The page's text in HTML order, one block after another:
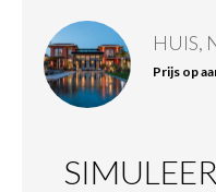
HUIS,
Prijs op